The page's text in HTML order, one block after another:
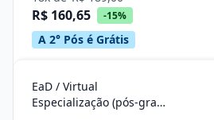
R$ 160,65 -15%
A 2° Pós é Grátis
EaD / Virtual
Especialização (pós-graduação)